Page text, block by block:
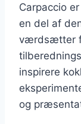
Carpaccio
en del af
værdsætter
inspirere
og